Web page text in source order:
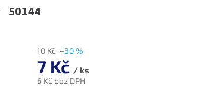
50144
10 Kč –30 %
7 Kč / ks
6 Kč bez DPH